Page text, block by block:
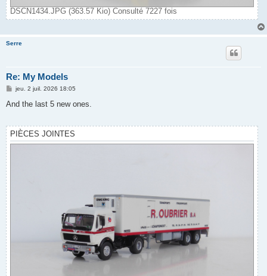
DSCN1434.JPG (363.57 Kio) Consulté 7227 fois
Serre
Re: My Models
M
s
e
jeu. 2 juil. 2026 18:05
And the last 5 new ones.
PIÈCES JOINTES